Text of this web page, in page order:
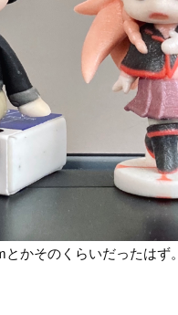
かそのくらいだったはず。